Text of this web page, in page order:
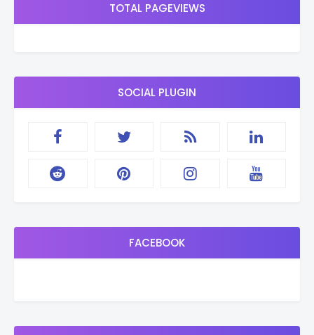
TOTAL PAGEVIEWS
SOCIAL PLUGIN
FACEBOOK